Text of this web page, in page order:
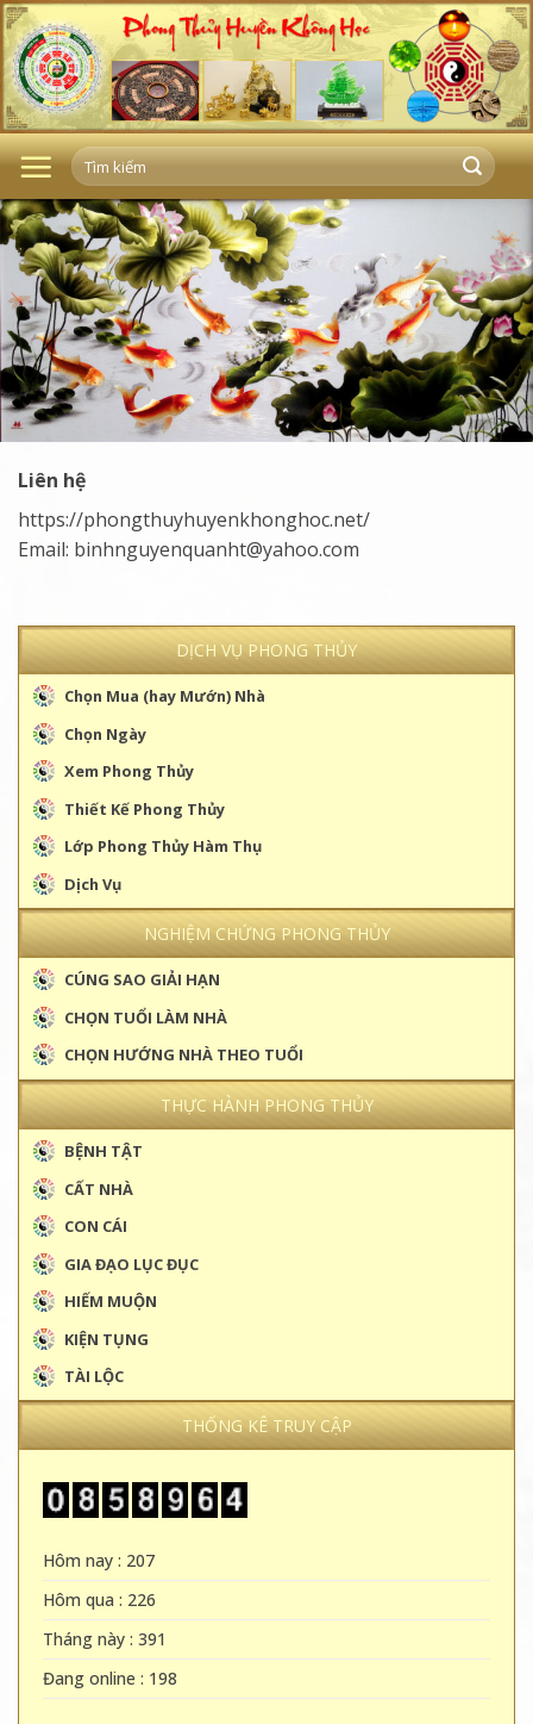
Skip
to
content
DỊCH VỤ PHONG THỦY
Chọn Mua (hay Mướn) Nhà
Chọn Ngày
Xem Phong Thủy
Thiết Kế Phong Thủy
Lớp Phong Thủy Hàm Thụ
Dịch Vụ
NGHIỆM CHỨNG PHONG THỦY
CÚNG SAO GIẢI HẠN
CHỌN TUỔI LÀM NHÀ
CHỌN HƯỚNG NHÀ THEO TUỔI
THỰC HÀNH PHONG THỦY
BỆNH TẬT
CẤT NHÀ
CON CÁI
GIA ĐẠO LỤC ĐỤC
HIẾM MUỘN
KIỆN TỤNG
TÀI LỘC
THỐNG KÊ TRUY CẬP
Hôm nay : 207
Hôm qua : 226
Tháng này : 391
Đang online : 198
Liên hệ
https://phongthuyhuyenkhonghoc.net/
Email: binhnguyenquanht@yahoo.com